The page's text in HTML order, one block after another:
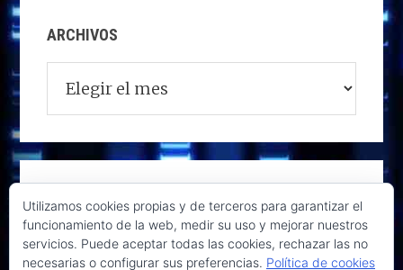
ARCHIVOS
Utilizamos cookies propias y de terceros para garantizar el
funcionamiento de la web, medir su uso y mejorar nuestros
servicios. Puede aceptar todas las cookies, rechazar las no
necesarias o configurar sus preferencias. Política de cookies